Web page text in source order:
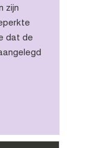
zijn
dat de